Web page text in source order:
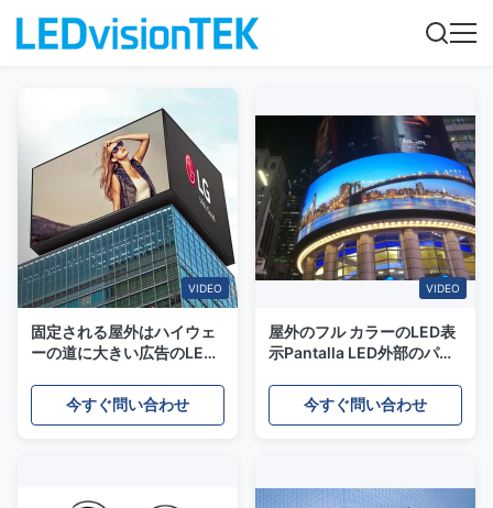
VIDEO
固定される屋外はハイウェ
ーの道に大きい広告のLED
今すぐ問い合わせ
VIDEO
屋外のフル カラーのLED表
示Pantalla LED外部のパラ
今すぐ問い合わせ